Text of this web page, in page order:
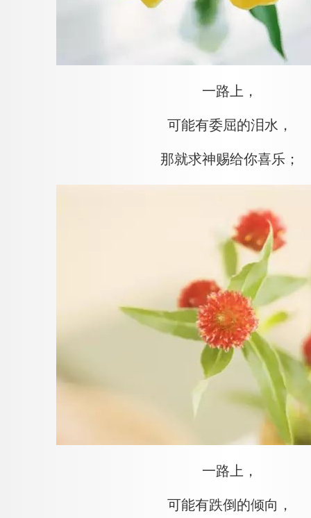
一路上，
可能有委屈的泪水，
那就求神赐给你喜乐；
一路上，
可能有跌倒的倾向，